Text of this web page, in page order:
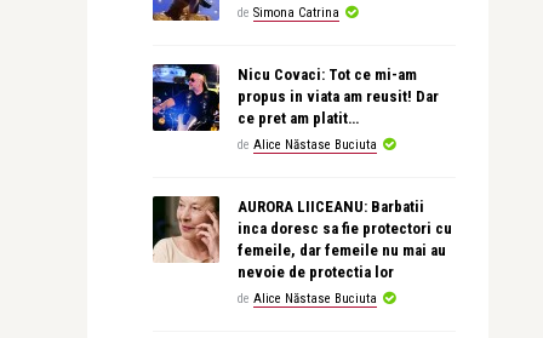
de Simona Catrina
Nicu Covaci: Tot ce mi-am
propus in viata am reusit! Dar
ce pret am platit…
de Alice Năstase Buciuta
AURORA LIICEANU: Barbatii
inca doresc sa fie protectori cu
femeile, dar femeile nu mai au
nevoie de protectia lor
de Alice Năstase Buciuta